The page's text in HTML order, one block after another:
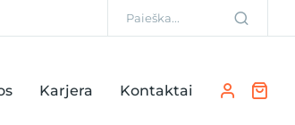
Karjera Kontaktai